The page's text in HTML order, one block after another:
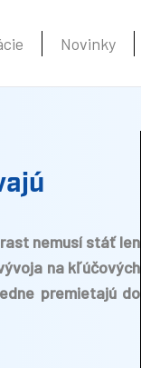
Novinky
nemusí stáť len
na kľúčových
premietajú do